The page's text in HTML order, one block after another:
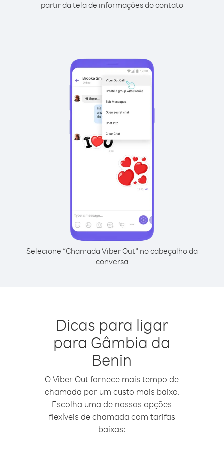
partir da tela de informações do contato
Selecione “Chamada Viber Out” no cabeçalho da
conversa
Dicas para ligar
para Gâmbia da
Benin
O Viber Out fornece mais tempo de
chamada por um custo mais baixo.
Escolha uma de nossas opções
flexíveis de chamada com tarifas
baixas: